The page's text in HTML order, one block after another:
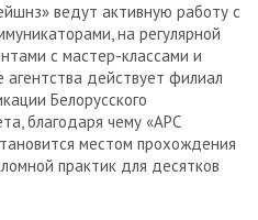
ведут активную работу с
на регулярной
с мастер-классами и
агентства действует филиал
Белорусского
благодаря чему «АРС
местом прохождения
практик для десятков